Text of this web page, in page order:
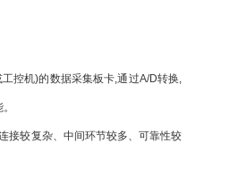
控机)的数据采集板卡,通过A/D转换,
接较复杂、中间环节较多、可靠性较